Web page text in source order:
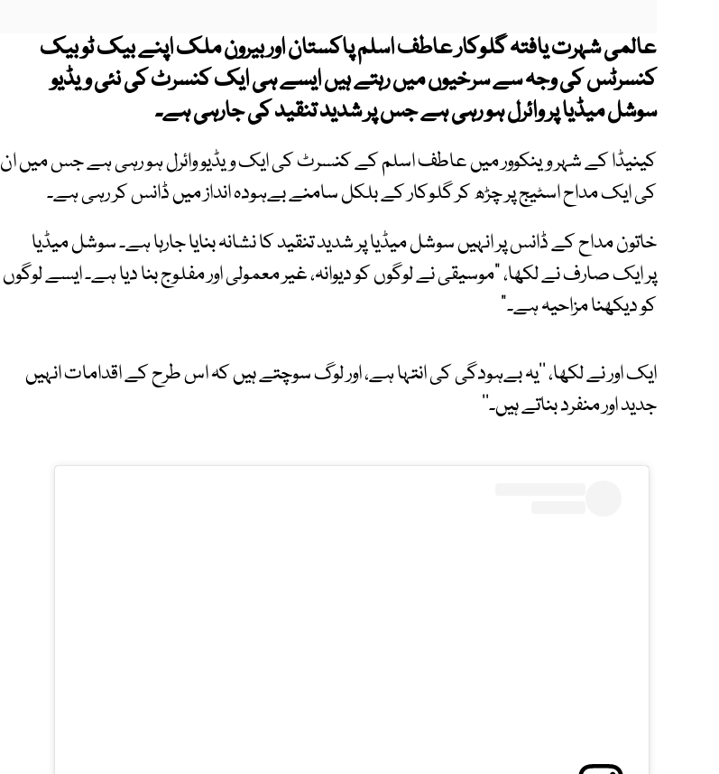
عالمی شہرت یافتہ گلوکار عاطف اسلم پاکستان اور بیرون ملک اپنے بیک ٹو بیک
کنسرٹس کی وجہ سے سرخیوں میں رہتے ہیں ایسے ہی ایک کنسرٹ کی نئی ویڈیو
سوشل میڈیا پر وائرل ہو رہی ہے جس پر شدید تنقید کی جارہی ہے۔
کینیڈا کے شہر وینکوور میں عاطف اسلم کے کنسرٹ کی ایک ویڈیو وائرل ہو رہی ہے جس میں ان
کی ایک مداح اسٹیج پر چڑھ کر گلوکار کے بلکل سامنے بےہودہ انداز میں ڈانس کر رہی ہے۔
خاتون مداح کے ڈانس پر انہیں سوشل میڈیا پر شدید تنقید کا نشانہ بنایا جارہا ہے۔ سوشل میڈیا
پر ایک صارف نے لکھا، "موسیقی نے لوگوں کو دیوانہ، غیر معمولی اور مفلوج بنا دیا ہے۔ ایسے لوگوں
کو دیکھنا مزاحیہ ہے۔"
ایک اور نے لکھا، ’’یہ بےہودگی کی انتہا ہے، اور لوگ سوچتے ہیں کہ اس طرح کے اقدامات انہیں
جدید اور منفرد بناتے ہیں۔‘‘